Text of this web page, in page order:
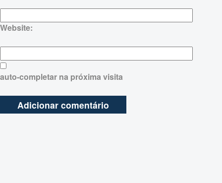
Website:
auto-completar na próxima visita